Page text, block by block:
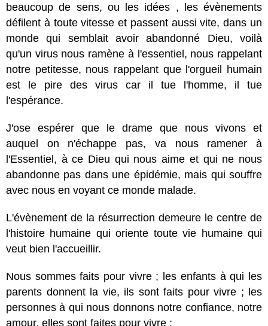
beaucoup de sens, ou les idées , les évènements
défilent à toute vitesse et passent aussi vite, dans un
monde qui semblait avoir abandonné Dieu, voilà
qu'un virus nous ramène à l'essentiel, nous rappelant
notre petitesse, nous rappelant que l'orgueil humain
est le pire des virus car il tue l'homme, il tue
l'espérance.
J'ose espérer que le drame que nous vivons et
auquel on n'échappe pas, va nous ramener à
l'Essentiel, à ce Dieu qui nous aime et qui ne nous
abandonne pas dans une épidémie, mais qui souffre
avec nous en voyant ce monde malade.
L'évènement de la résurrection demeure le centre de
l'histoire humaine qui oriente toute vie humaine qui
veut bien l'accueillir.
Nous sommes faits pour vivre ; les enfants à qui les
parents donnent la vie, ils sont faits pour vivre ; les
personnes à qui nous donnons notre confiance, notre
amour, elles sont faites pour vivre ;